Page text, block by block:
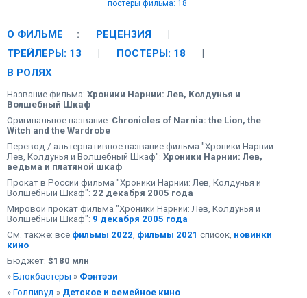
постеры фильма: 18
О ФИЛЬМЕ : РЕЦЕНЗИЯ
|
ТРЕЙЛЕРЫ: 13
| ПОСТЕРЫ: 18
|
В РОЛЯХ
Название фильма: Хроники Нарнии: Лев, Колдунья и
Волшебный Шкаф
Оригинальное название: Chronicles of Narnia: the Lion, the
Witch and the Wardrobe
Перевод / альтернативное название фильма "Хроники Нарнии:
Лев, Колдунья и Волшебный Шкаф": Хроники Нарнии: Лев,
ведьма и платяной шкаф
Прокат в России фильма "Хроники Нарнии: Лев, Колдунья и
Волшебный Шкаф": 22 декабря 2005 года
Мировой прокат фильма "Хроники Нарнии: Лев, Колдунья и
Волшебный Шкаф": 9 декабря 2005 года
См. также: все фильмы 2022 фильмы 2021 список, новинки
кино
Бюджет: $180 млн
» Блокбастеры » Фэнтэзи
» Голливуд » Детское и семейное кино